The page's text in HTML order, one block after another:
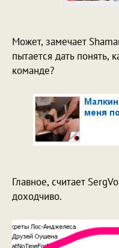
Может, замечает
пытается дать
команде?
Главное, считает
доходчиво.